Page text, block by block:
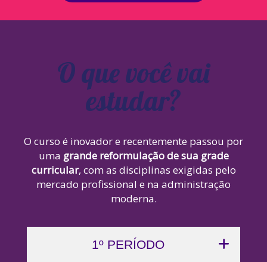
O que você vai
estudar?
O curso é inovador e recentemente passou por
uma grande reformulação de sua grade
curricular, com as disciplinas exigidas pelo
mercado profissional e na administração
moderna.
1º PERÍODO